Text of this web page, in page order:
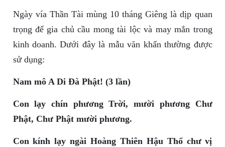
Ngày vía Thần Tài mùng 10 tháng Giêng là dịp quan
trọng để gia chủ cầu mong tài lộc và may mắn trong
kinh doanh. Dưới đây là mẫu văn khấn thường được
sử dụng:
Nam mô A Di Đà Phật! (3 lần)
Con lạy chín phương Trời, mười phương Chư
Phật, Chư Phật mười phương.
Con kính lạy ngài Hoàng Thiên Hậu Thổ chư vị